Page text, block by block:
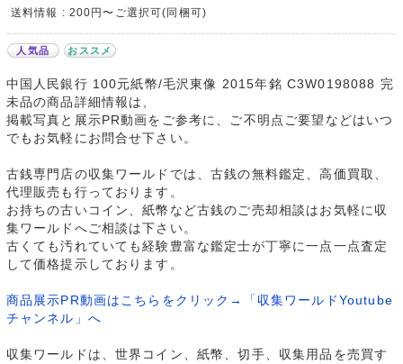
送料情報 : 200円〜ご選択可(同梱可)
人気品 おススメ
中国人民銀行 100元紙幣/毛沢東像 2015年銘 C3W0198088 完
未品の商品詳細情報は、
掲載写真と展示PR動画をご参考に、ご不明点ご要望などはいつ
でもお気軽にお問合せ下さい。
古銭専門店の収集ワールドでは、古銭の無料鑑定、高価買取、
代理販売も行っております。
お持ちの古いコイン、紙幣など古銭のご売却相談はお気軽に収
集ワールドへご相談は下さい。
古くても汚れていても経験豊富な鑑定士が丁寧に一点一点査定
して価格提示しております。
商品展示PR動画はこちらをクリック→「収集ワールドYoutube
チャンネル」へ
収集ワールドは、世界コイン、紙幣、切手、収集用品を売買す